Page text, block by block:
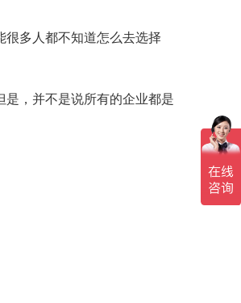
多人都不知道怎么去选择
，并不是说所有的企业都是